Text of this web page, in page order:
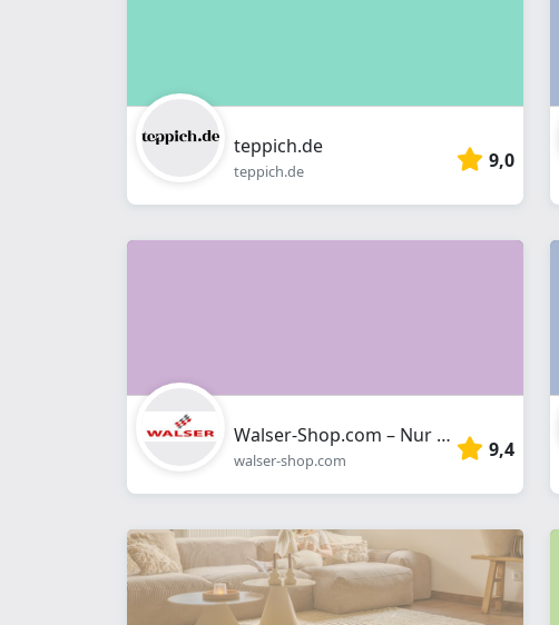
teppich.de
teppich.de 9,0
Walser-Shop.com – Nur das Beste für Ihr Auto
walser-shop.com 9,4